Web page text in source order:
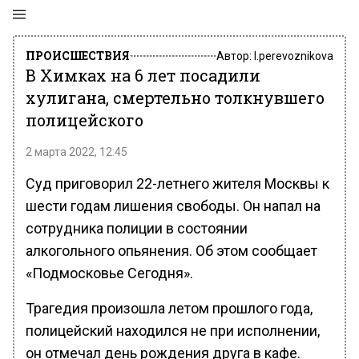
ПРОИСШЕСТВИЯ Автор: l.perevoznikova
В Химках на 6 лет посадили
хулигана, смертельно толкнувшего
полицейского
2 марта 2022, 12:45
Суд приговорил 22-летнего жителя Москвы к
шести годам лишения свободы. Он напал на
сотрудника полиции в состоянии
алкогольного опьянения. Об этом сообщает
«Подмосковье Сегодня».
Трагедия произошла летом прошлого года,
полицейский находился не при исполнении,
он отмечал день рождения друга в кафе.